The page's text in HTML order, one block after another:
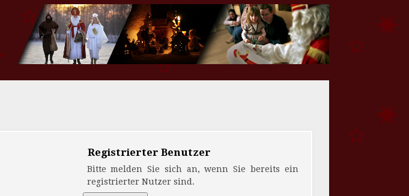
Registrierter Benutzer
Bitte melden Sie sich an, wenn Sie bereits ein
registrierter Nutzer sind.